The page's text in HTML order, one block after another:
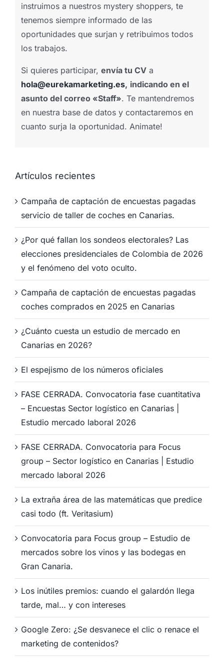
instruimos a nuestros mystery shoppers, te
tenemos siempre informado de las
oportunidades que surjan y retribuimos todos
los trabajos.
Si quieres participar, envía tu CV a
hola@eurekamarketing.es, indicando en el
asunto del correo «Staff». Te mantendremos
en nuestra base de datos y contactaremos en
cuanto surja la oportunidad. Animate!
Artículos recientes
Campaña de captación de encuestas pagadas
servicio de taller de coches en Canarias.
¿Por qué fallan los sondeos electorales? Las
elecciones presidenciales de Colombia de 2026
y el fenómeno del voto oculto.
Campaña de captación de encuestas pagadas
coches comprados en 2025 en Canarias
¿Cuánto cuesta un estudio de mercado en
Canarias en 2026?
El espejismo de los números oficiales
FASE CERRADA. Convocatoria fase cuantitativa
– Encuestas Sector logístico en Canarias |
Estudio mercado laboral 2026
FASE CERRADA. Convocatoria para Focus
group – Sector logístico en Canarias | Estudio
mercado laboral 2026
La extraña área de las matemáticas que predice
casi todo (ft. Veritasium)
Convocatoria para Focus group – Estudio de
mercados sobre los vinos y las bodegas en
Gran Canaria.
Los inútiles premios: cuando el galardón llega
tarde, mal… y con intereses
Google Zero: ¿Se desvanece el clic o renace el
marketing de contenidos?